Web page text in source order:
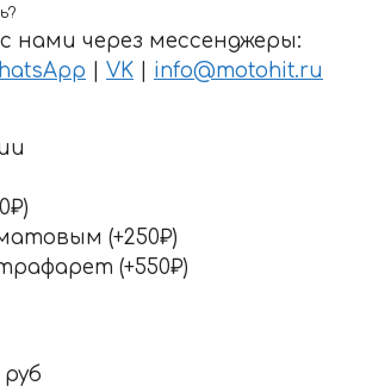
нами через мессенджеры:
VK info@motohit.ru
(+250₽)
(+550₽)
pyб